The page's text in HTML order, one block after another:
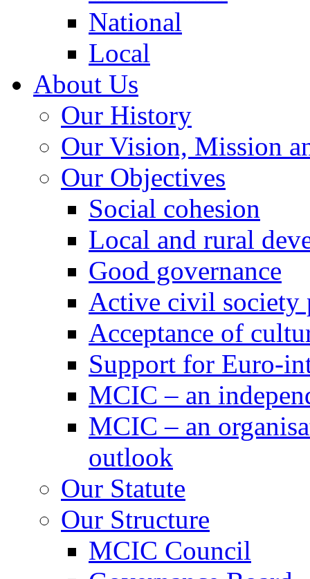
National
Local
About Us
Our History
Our Vision, Mission
Our Objectives
Social cohesion
Local and rural
Good governance
Active civil society
Acceptance of
Support for Euro-
MCIC – an
MCIC – an
outlook
Our Statute
Our Structure
MCIC Council